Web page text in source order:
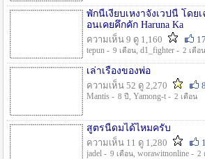
พักนี้เงียบเหงาจังเวปนี้ โดย
อนเคยคึกคัก Haruna Ka
ความเห็น 9 ดู 1,160
17
tepun - 9 เดือน, d1_fighter - 2 เดือน
เล่าเรื่องของพ่อ
ความเห็น 52 ดู 2,270
8
Mantis - 8 ปี , Yamong-t - 2 เดือน
สูตรนี้ดมได้ไหมครับ
ความเห็น 11 ดู 1,280
jadel - 9 เดือน, worawitnonline - 2